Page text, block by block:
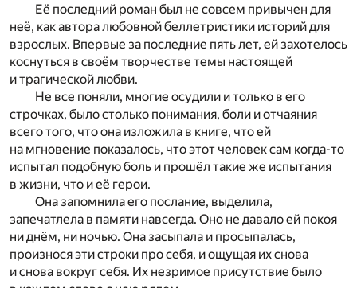
Её последний роман был не совсем привычен для
неё, как автора любовной беллетристики историй для
взрослых. Впервые за последние пять лет, ей захотелось
коснуться в своём творчестве темы настоящей
и трагической любви.
Не все поняли, многие осудили и только в его
строчках, было столько понимания, боли и отчаяния
всего того, что она изложила в книге, что ей
на мгновение показалось, что этот человек сам когда-то
испытал подобную боль и прошёл такие же испытания
в жизни, что и её герои.
Она запомнила его послание, выделила,
запечатлела в памяти навсегда. Оно не давало ей покоя
ни днём, ни ночью. Она засыпала и просыпалась,
произнося эти строки про себя, и ощущая их снова
и снова вокруг себя. Их незримое присутствие было